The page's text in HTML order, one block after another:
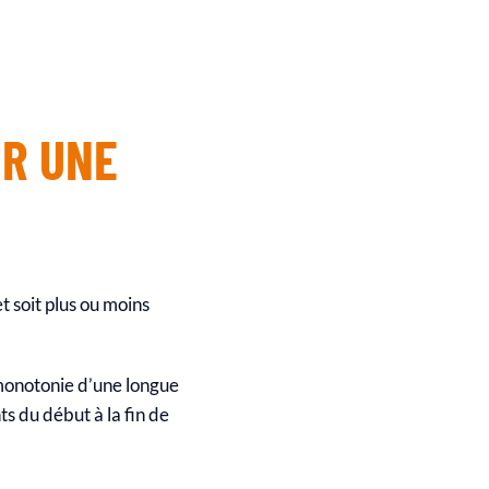
UNE
soit plus ou moins
d’une longue
du début à la fin de